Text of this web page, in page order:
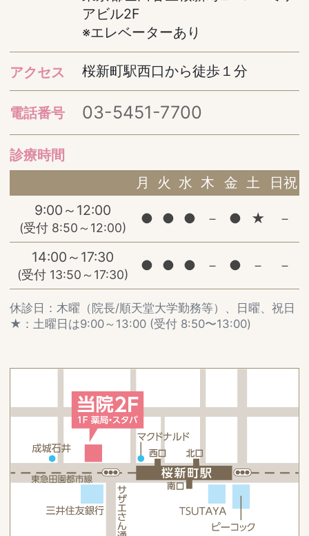
アビル2F
※エレベーターあり
アクセス 桜新町駅西口から徒歩１分
電話番号 03-5451-7700
診療時間
休診日：木曜（院長/順天堂大学勤務等）、日曜、祝日
★：土曜日は9:00～13:00 (受付 8:50〜13:00)
月 火 水 木 金 土
日祝
9:00～12:00
(受付 8:50～12:00)
● ● ● － ● ★ －
14:00～17:30
(受付 13:50～17:30)
● ● ● － ● － －